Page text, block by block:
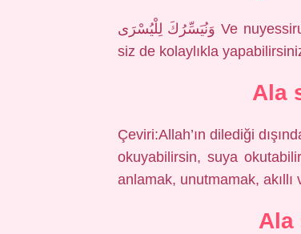
وَنُيَسِّرُكَ لِلْيُسْرَى Ve nuyessiruke lil yusra. Sizin için o kadar kolay hale getiriyoruz ki
siz de kolaylıkla
Ala
Çeviri:Allah’ın dilediği
okuyabilirsin, suya
anlamak, unutmamak, akıllı
Ala